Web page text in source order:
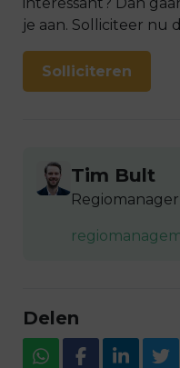
je aan. Solliciteer nu
Solliciteren
Tim Bult
Delen